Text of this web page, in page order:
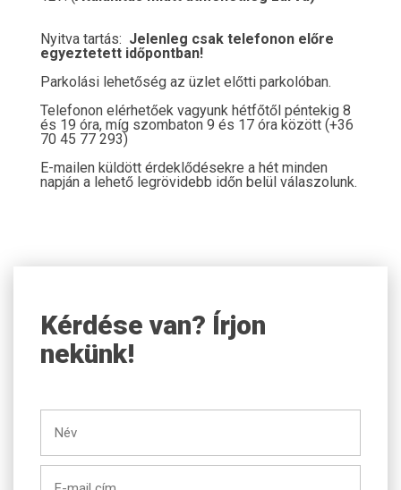
Nyitva tartás: Jelenleg csak telefonon előre
egyeztetett időpontban!
Parkolási lehetőség az üzlet előtti parkolóban.
Telefonon elérhetőek vagyunk hétfőtől péntekig 8
és 19 óra, míg szombaton 9 és 17 óra között (+36
70 45 77 293)
E-mailen küldött érdeklődésekre a hét minden
napján a lehető legrövidebb időn belül válaszolunk.
Kérdése van? Írjon
nekünk!